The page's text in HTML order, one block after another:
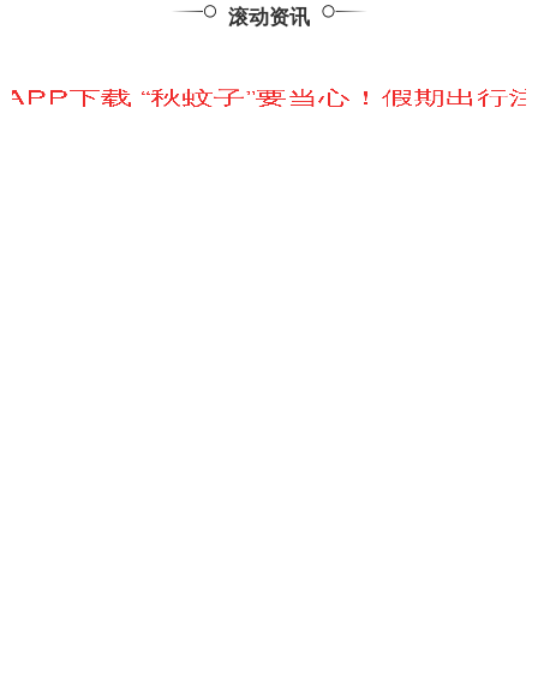
滚动资讯
期货配资门户官网 国电南瑞：6月20日获融资买入1.06亿